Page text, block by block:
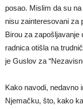
posao. Mislim da su
nisu zainteresovani za
Birou za zapošljavanje
radnica otišla na
je Guslov za
Kako navodi, nedavno
Njemačku, što, kako